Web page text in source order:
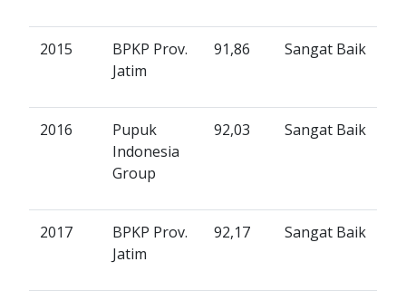
2015
BPKP Prov.
Jatim
91,86 Sangat Baik
2016
Pupuk
Indonesia
Group
92,03 Sangat Baik
2017
BPKP Prov.
Jatim
92,17 Sangat Baik